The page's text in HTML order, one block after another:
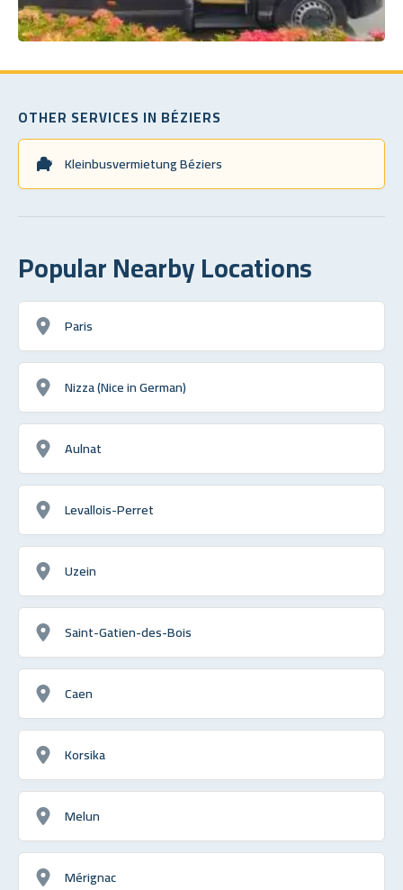
OTHER SERVICES IN BÉZIERS
Kleinbusvermietung Béziers
Popular Nearby Locations
Paris
Nizza (Nice in German)
Aulnat
Levallois-Perret
Uzein
Saint-Gatien-des-Bois
Caen
Korsika
Melun
Mérignac